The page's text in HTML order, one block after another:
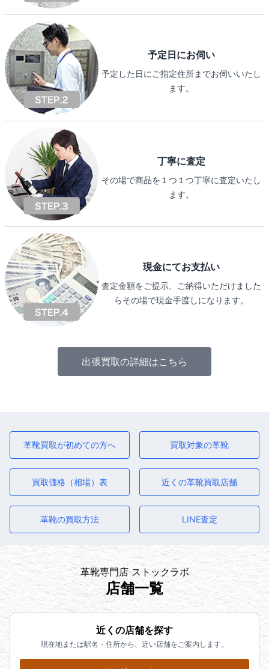
予定日にお伺い
予定した日にご指定住所までお伺いいたし
ます。
丁寧に査定
その場で商品を１つ１つ丁寧に査定いたし
ます。
現金にてお支払い
査定金額をご提示、ご納得いただけました
らその場で現金手渡しになります。
出張買取の詳細はこちら
革靴買取が初めての方へ 買取対象の革靴
買取価格（相場）表 近くの革靴買取店舗
革靴の買取方法 LINE査定
革靴専門店 ストックラボ
店舗一覧
近くの店舗を探す
現在地または駅名・住所から、近い店舗をご案内します。